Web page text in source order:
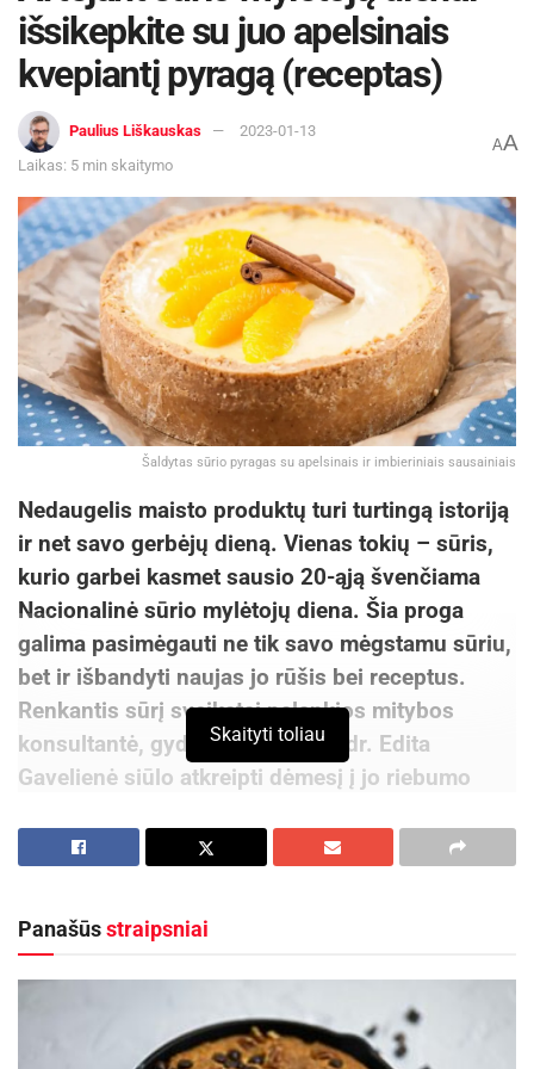
išsikepkite su juo apelsinais
kvepiantį pyragą (receptas)
Paulius Liškauskas
2023-01-13
Laikas: 5 min skaitymo
AA
Šaldytas sūrio pyragas su apelsinais ir imbieriniais sausainiais
Nedaugelis maisto produktų turi turtingą istoriją
ir net savo gerbėjų dieną. Vienas tokių – sūris,
kurio garbei kasmet sausio 20-ąją švenčiama
Nacionalinė sūrio mylėtojų diena. Šia proga
galima pasimėgauti ne tik savo mėgstamu sūriu,
bet ir išbandyti naujas jo rūšis bei receptus.
Renkantis sūrį sveikatai palankios mitybos
konsultantė, gydytoja dietologė dr. Edita
Gavelienė siūlo atkreipti dėmesį į jo riebumo
vadovė Olga Suchočeva primena,
kaip tinkamai
Pasak sveikatai palankios mitybos konsultantės,
Skaityti toliau
Panašūsstraipsniai